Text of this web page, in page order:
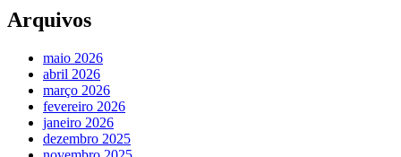
Arquivos
maio 2026
abril 2026
março 2026
fevereiro 2026
janeiro 2026
dezembro 2025